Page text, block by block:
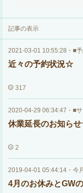
記事の表示
2021-03-01 10:55:28 ・ ■
近々の予約状況☆
317
2020-04-29 06:34:47 ・ ■
休業延長のお知ら
2
2019-04-01 05:44:14 ・ 今
4月のお休みとGW